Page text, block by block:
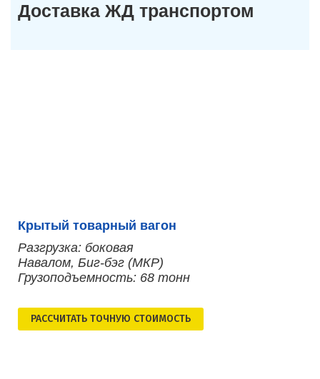
Доставка ЖД транспортом
Крытый товарный вагон
Разгрузка: боковая
Навалом, Биг-бэг (МКР)
Грузоподъемность: 68 тонн
РАСCЧИТАТЬ ТОЧНУЮ СТОИМОСТЬ